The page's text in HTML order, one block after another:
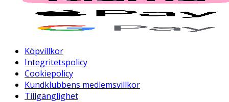
Köpvillkor
Integritetspolicy
Cookiepolicy
Kundklubbens medlemsvillkor
Tillgänglighet